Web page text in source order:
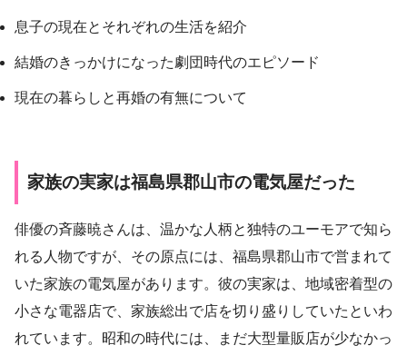
息子の現在とそれぞれの生活を紹介
結婚のきっかけになった劇団時代のエピソード
現在の暮らしと再婚の有無について
家族の実家は福島県郡山市の電気屋だった
俳優の斉藤暁さんは、温かな人柄と独特のユーモアで知ら
れる人物ですが、その原点には、福島県郡山市で営まれて
いた家族の電気屋があります。彼の実家は、地域密着型の
小さな電器店で、家族総出で店を切り盛りしていたといわ
れています。昭和の時代には、まだ大型量販店が少なかっ